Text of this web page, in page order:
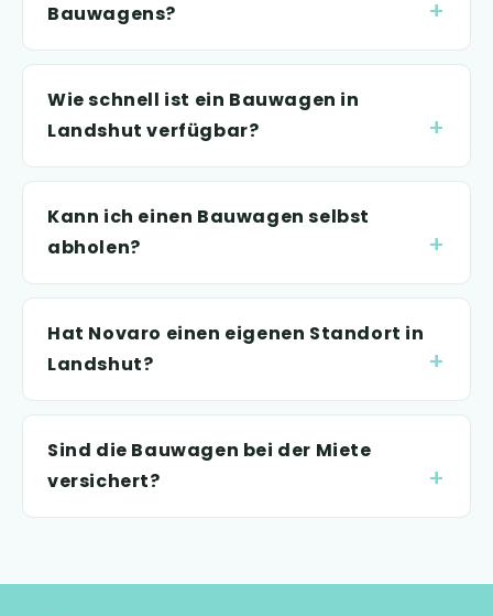
Bauwagens?
Wie schnell ist ein Bauwagen in
Landshut verfügbar?
Kann ich einen Bauwagen selbst
abholen?
Hat Novaro einen eigenen Standort in
Landshut?
Sind die Bauwagen bei der Miete
versichert?